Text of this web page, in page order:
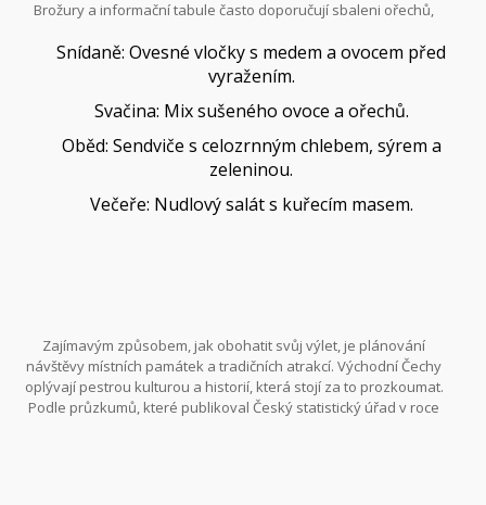
nádherným zpěvem nebo pohled na horský hřeben v dálce.
Brožury a informační tabule často doporučují sbaleni ořechů,
potřebné živiny a energii. Zde je příklad jednoduchého, ale
účinného plánování potravin:
Snídaně: Ovesné vločky s medem a ovocem před
vyražením.
Svačina: Mix sušeného ovoce a ořechů.
Oběd: Sendviče s celozrnným chlebem, sýrem a
zeleninou.
Večeře: Nudlový salát s kuřecím masem.
Zajímavým způsobem, jak obohatit svůj výlet, je plánování
návštěvy místních památek a tradičních atrakcí. Východní Čechy
oplývají pestrou kulturou a historií, která stojí za to prozkoumat.
Podle průzkumů, které publikoval Český statistický úřad v roce